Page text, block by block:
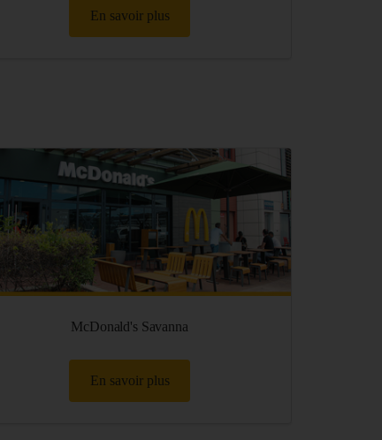
En savoir plus
McDonald's Savanna
En savoir plus